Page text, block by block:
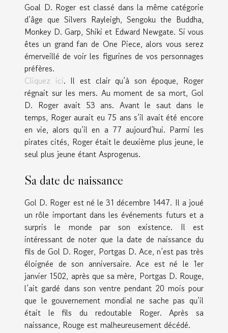
Goal D. Roger est classé dans la même catégorie
d’âge que Silvers Rayleigh, Sengoku the Buddha,
Monkey D. Garp, Shiki et Edward Newgate. Si vous
êtes un grand fan de One Piece, alors vous serez
émerveillé de voir les figurines de vos personnages
préfères.
Cliquez ici. Il est clair qu’à son époque, Roger
régnait sur les mers. Au moment de sa mort, Gol
D. Roger avait 53 ans. Avant le saut dans le
temps, Roger aurait eu 75 ans s’il avait été encore
en vie, alors qu’il en a 77 aujourd’hui. Parmi les
pirates cités, Roger était le deuxième plus jeune, le
seul plus jeune étant Asprogenus.
Sa date de naissance
Gol D. Roger est né le 31 décembre 1447. Il a joué
un rôle important dans les événements futurs et a
surpris le monde par son existence. Il est
intéressant de noter que la date de naissance du
fils de Gol D. Roger, Portgas D. Ace, n’est pas très
éloignée de son anniversaire. Ace est né le 1er
janvier 1502, après que sa mère, Portgas D. Rouge,
l’ait gardé dans son ventre pendant 20 mois pour
que le gouvernement mondial ne sache pas qu’il
était le fils du redoutable Roger. Après sa
naissance, Rouge est malheureusement décédé.